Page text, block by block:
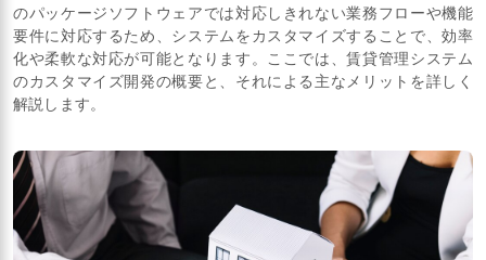
のパッケージソフトウェアでは対応しきれない業務フローや機能
要件に対応するため、システムをカスタマイズすることで、効率
化や柔軟な対応が可能となります。ここでは、賃貸管理システム
のカスタマイズ開発の概要と、それによる主なメリットを詳しく
解説します。